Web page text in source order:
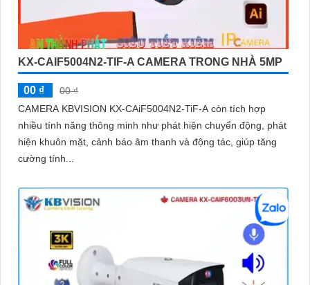
KX-CAIF5004N2-TIF-A CAMERA TRONG NHÀ 5MP
00 ₫
00 ₫
CAMERA KBVISION KX-CAiF5004N2-TiF-A còn tích hợp
nhiều tính năng thông minh như phát hiện chuyển động, phát
hiện khuôn mặt, cảnh báo âm thanh và động tác, giúp tăng
cường tính...